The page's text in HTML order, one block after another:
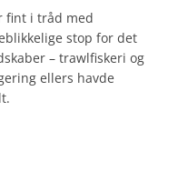
fint i tråd med
stop for det
– trawlfiskeri og
ellers havde